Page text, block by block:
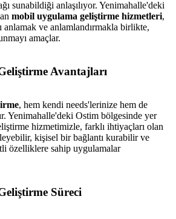
sunabildiği anlaşılıyor. Yenimahalle'deki
mobil uygulama geliştirme hizmetleri,
anlamak ve anlamlandırmakla birlikte,
amaçlar.
Avantajları
, hem kendi needs'lerinize hem de
Yenimahalle'deki Ostim bölgesinde yer
hizmetimizle, farklı ihtiyaçları olan
kişisel bir bağlantı kurabilir ve
özelliklere sahip uygulamalar
Süreci